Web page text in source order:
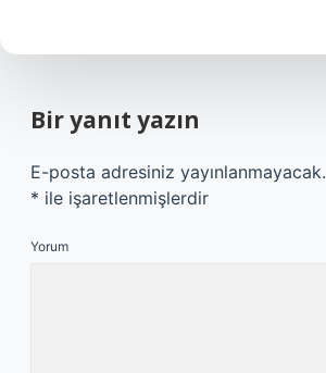
Bir yanıt yazın
E-posta adresiniz yayınlanmayacak.
* ile işaretlenmişlerdir
Yorum